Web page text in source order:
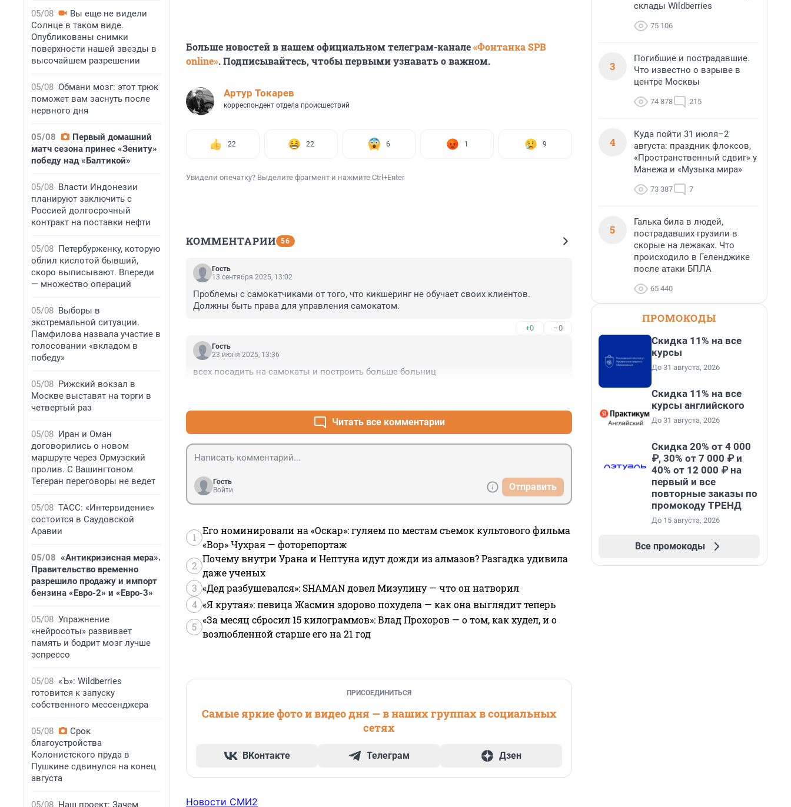
05/08
Вы еще не видели
Солнце в таком виде.
Опубликованы снимки
поверхности нашей звезды в
высочайшем разрешении
05/08 Обмани мозг: этот трюк
поможет вам заснуть после
нервного дня
05/08
Первый домашний
матч сезона принес «Зениту»
победу над «Балтикой»
05/08 Власти Индонезии
планируют заключить с
Россией долгосрочный
контракт на поставки нефти
05/08 Петербурженку, которую
облил кислотой бывший,
скоро выписывают. Впереди
— множество операций
05/08 Выборы в
экстремальной ситуации.
Памфилова назвала участие в
голосовании «вкладом в
победу»
05/08 Рижский вокзал в
Москве выставят на торги в
четвертый раз
05/08 Иран и Оман
договорились о новом
маршруте через Ормузский
пролив. С Вашингтоном
Тегеран переговоры не ведет
05/08 ТАСС: «Интервидение»
состоится в Саудовской
Аравии
05/08 «Антикризисная мера».
Правительство временно
разрешило продажу и импорт
бензина «Евро-2» и «Евро-3»
05/08 Упражнение
«нейросоты» развивает
память и бодрит мозг лучше
эспрессо
05/08 «Ъ»: Wildberries
готовится к запуску
собственного мессенджера
05/08
Срок
благоустройства
Колонистского пруда в
Пушкине сдвинулся на конец
августа
05/08 Наш проект: Зачем
Больше новостей в нашем официальном телеграм-канале«Фонтанка SPB
online». Подписывайтесь, чтобы первыми узнавать о важном.
Артур Токарев
корреспондент отдела происшествий
22 22 6 1 9
Увидели опечатку? Выделите фрагмент и нажмите Ctrl+Enter
КОММЕНТАРИИ 56
Гость
13 сентября 2025, 13:02
Проблемы с самокатчиками от того, что кикшеринг не обучает своих клиентов.
Должны быть права для управления самокатом.
+0 –0
Гость
23 июня 2025, 13:36
всех посадить на самокаты и построить больше больниц
Читать все комментарии
Гость
Войти
Отправить
1
Его номинировали на «Оскар»: гуляем по местам съемок культового фильма
«Вор» Чухрая — фоторепортаж
2
Почему внутри Урана и Нептуна идут дожди из алмазов? Разгадка удивила
даже ученых
3 «Дед разбушевался»: SHAMAN довел Мизулину — что он натворил
4 «Я крутая»: певица Жасмин здорово похудела — как она выглядит теперь
5
«За месяц сбросил 15 килограммов»: Влад Прохоров — о том, как худел, и о
возлюбленной старше его на 21 год
ПРИСОЕДИНИТЬСЯ
Самые яркие фото и видео дня — в наших группах в социальных
сетях
ВКонтакте Телеграм Дзен
Новости СМИ2
склады Wildberries
75 106
3
Погибшие и пострадавшие.
Что известно о взрыве в
центре Москвы
74 878 215
4
Куда пойти 31 июля–2
августа: праздник флоксов,
«Пространственный сдвиг» у
Манежа и «Музыка мира»
73 387 7
5
Галька била в людей,
пострадавших грузили в
скорые на лежаках. Что
происходило в Геленджике
после атаки БПЛА
65 440
ПРОМОКОДЫ
Скидка 11% на все
курсы
До 31 августа, 2026
Скидка 11% на все
курсы английского
До 31 августа, 2026
Скидка 20% от 4 000
₽, 30% от 7 000 ₽ и
40% от 12 000 ₽ на
первый и все
повторные заказы по
промокоду ТРЕНД
До 15 августа, 2026
Все промокоды